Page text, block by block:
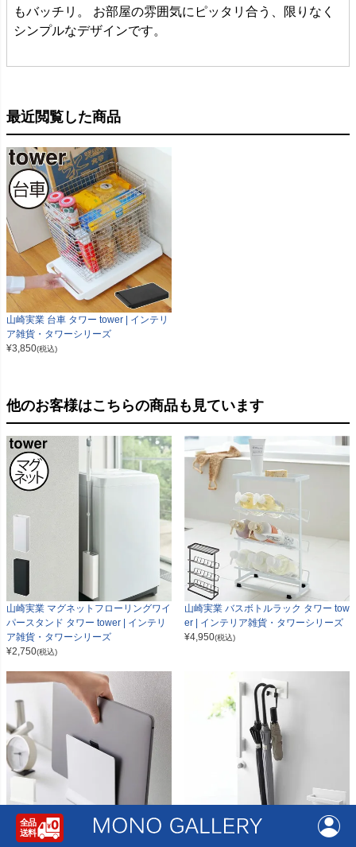
もバッチリ。 お部屋の雰囲気にピッタリ合う、限りなく
シンプルなデザインです。
最近閲覧した商品
山崎実業 台車 タワー tower | インテリ
ア雑貨・タワーシリーズ
¥3,850(税込)
他のお客様はこちらの商品も見ています
山崎実業 マグネットフローリングワイ
パースタンド タワー tower | インテリ
ア雑貨・タワーシリーズ
¥2,750(税込)
山崎実業 バスボトルラック タワー tow
er | インテリア雑貨・タワーシリーズ
¥4,950(税込)
山崎実業 スリムノートパソコンスタン